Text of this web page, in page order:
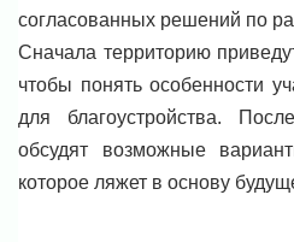
согласованных решений по
Сначала территорию
чтобы понять особенности
для благоустройства.
обсудят возможные
которое ляжет в основу